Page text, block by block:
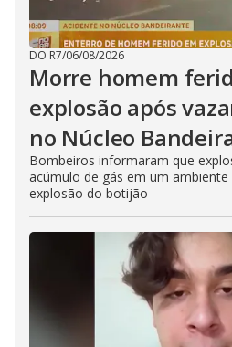
DO R7/06/08/2026
Morre homem
explosão após
no Núcleo
Bombeiros informaram que
acúmulo de gás em um
explosão do botijão